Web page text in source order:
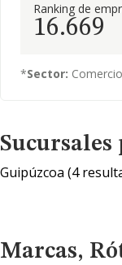
Ranking de
16.669
*Sector: Comercio
Guipúzcoa (4
Marcas, Rótulos y
Marcas,